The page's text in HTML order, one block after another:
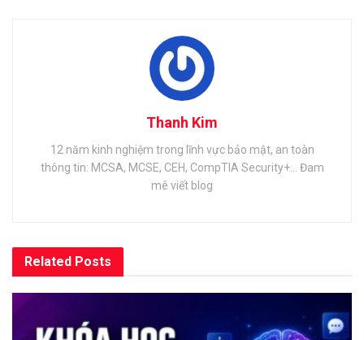
Thanh Kim
12 năm kinh nghiệm trong lĩnh vực bảo mật, an toàn
thông tin: MCSA, MCSE, CEH, CompTIA Security+... Đam
mê viết blog
Related Posts